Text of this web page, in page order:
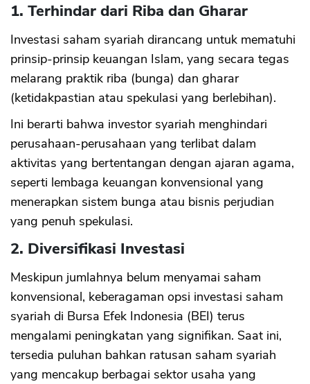
1. Terhindar dari Riba dan Gharar
Investasi saham syariah dirancang untuk mematuhi
prinsip-prinsip keuangan Islam, yang secara tegas
melarang praktik riba (bunga) dan gharar
(ketidakpastian atau spekulasi yang berlebihan).
Ini berarti bahwa investor syariah menghindari
perusahaan-perusahaan yang terlibat dalam
aktivitas yang bertentangan dengan ajaran agama,
seperti lembaga keuangan konvensional yang
menerapkan sistem bunga atau bisnis perjudian
yang penuh spekulasi.
2. Diversifikasi Investasi
Meskipun jumlahnya belum menyamai saham
konvensional, keberagaman opsi investasi saham
syariah di Bursa Efek Indonesia (BEI) terus
mengalami peningkatan yang signifikan. Saat ini,
tersedia puluhan bahkan ratusan saham syariah
yang mencakup berbagai sektor usaha yang